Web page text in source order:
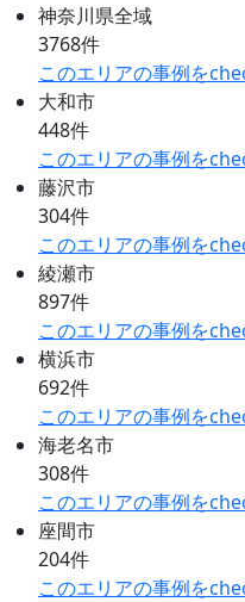
神奈川県全域
3768件
このエリアの事例を
大和市
448件
このエリアの事例を
藤沢市
304件
このエリアの事例を
綾瀬市
897件
このエリアの事例を
横浜市
692件
このエリアの事例を
海老名市
308件
このエリアの事例を
座間市
204件
このエリアの事例を